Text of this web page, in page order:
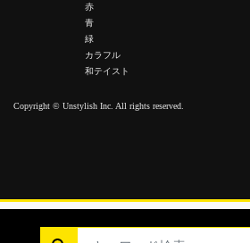
赤
青
緑
カラフル
和テイスト
Copyright © Unstylish Inc. All rights reserved.